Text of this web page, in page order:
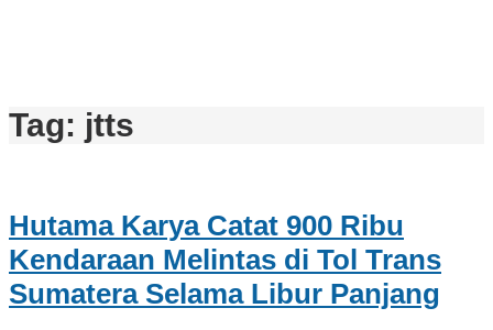
Tag: jtts
Hutama Karya Catat 900 Ribu
Kendaraan Melintas di Tol Trans
Sumatera Selama Libur Panjang